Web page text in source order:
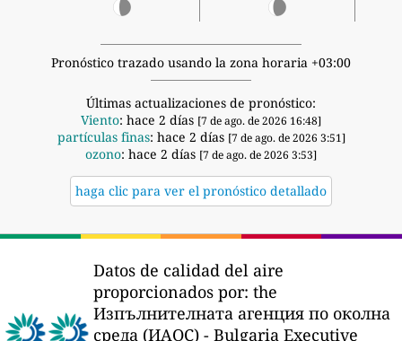
Pronóstico trazado usando la zona horaria +03:00
Últimas actualizaciones de pronóstico:
Viento: hace 2 días [7 de ago. de 2026 16:48]
partículas finas: hace 2 días [7 de ago. de 2026 3:51]
ozono: hace 2 días [7 de ago. de 2026 3:53]
haga clic para ver el pronóstico detallado
Datos de calidad del aire
proporcionados por: the
Изпълнителната агенция по околна
среда (ИАОС) - Bulgaria Executive